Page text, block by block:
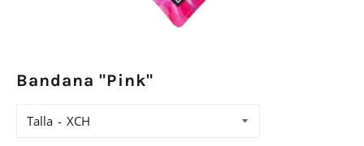
Bandana "Pink"
Talla